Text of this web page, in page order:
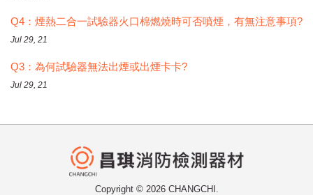
Q4：煙熱二合一試驗器火口棉燃燒時可否噴煙，有無注意事項?
Jul 29, 21
Q3：為何試驗器無法出煙或出煙卡卡?
Jul 29, 21
Copyright © 2026 CHANGCHI.